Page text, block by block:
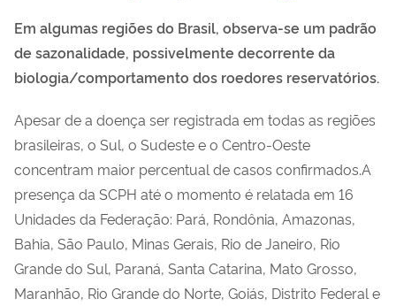
Em algumas regiões do Brasil, observa-se um padrão
de sazonalidade, possivelmente decorrente da
biologia/comportamento dos roedores reservatórios.
Apesar de a doença ser registrada em todas as regiões
brasileiras, o Sul, o Sudeste e o Centro-Oeste
concentram maior percentual de casos confirmados.A
presença da SCPH até o momento é relatada em 16
Unidades da Federação: Pará, Rondônia, Amazonas,
Bahia, São Paulo, Minas Gerais, Rio de Janeiro, Rio
Grande do Sul, Paraná, Santa Catarina, Mato Grosso,
Maranhão, Rio Grande do Norte, Goiás, Distrito Federal e